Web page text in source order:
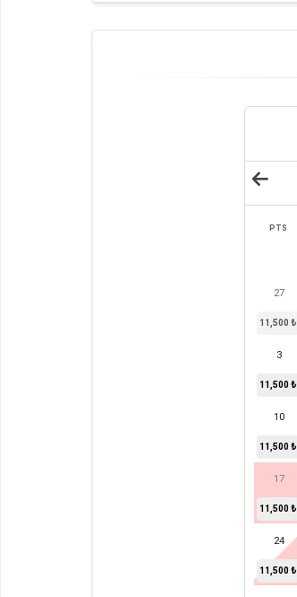
PTS
27
11,500 ₺
3
11,500 ₺
10
11,500 ₺
17
11,500 ₺
24
11,500 ₺